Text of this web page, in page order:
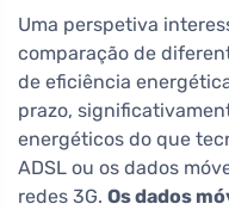
Uma perspetiva
comparação de
de eficiência
prazo,
energéticos do que
ADSL ou os dados
redes 3G. Os dados